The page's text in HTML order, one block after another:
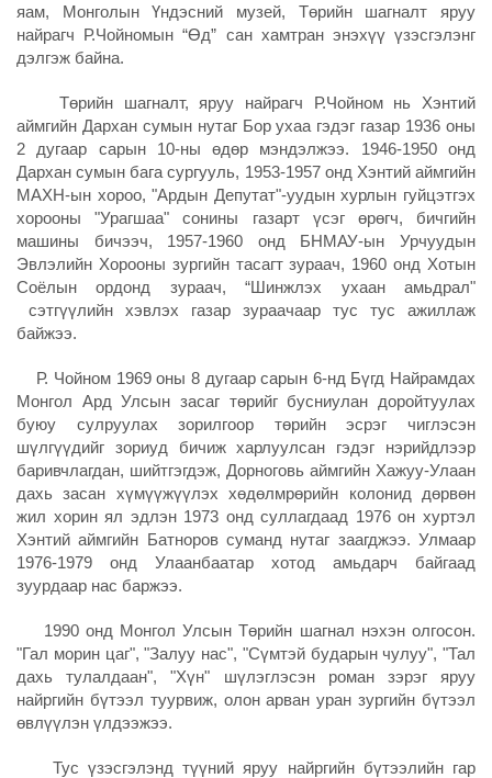
яам, Монголын Үндэсний музей, Төрийн шагналт яруу
найрагч Р.Чойномын “Өд” сан хамтран энэхүү үзэсгэлэнг
дэлгэж байна.
Төрийн шагналт, яруу найрагч Р.Чойном нь Хэнтий
аймгийн Дархан сумын нутаг Бор ухаа гэдэг газар 1936 оны
2 дугаар сарын 10-ны өдөр мэндэлжээ. 1946-1950 онд
Дархан сумын бага сургууль, 1953-1957 онд Хэнтий аймгийн
МАХН-ын хороо, "Ардын Депутат"-уудын хурлын гуйцэтгэх
хорооны "Урагшаа" сонины газарт үсэг өрөгч, бичгийн
машины бичээч, 1957-1960 онд БНМАУ-ын Урчуудын
Эвлэлийн Хорооны зургийн тасагт зураач, 1960 онд Хотын
Соёлын ордонд зураач, “Шинжлэх ухаан амьдрал"
сэтгүүлийн хэвлэх газар зураачаар тус тус ажиллаж
байжээ.
Р. Чойном 1969 оны 8 дугаар сарын 6-нд Бүгд Найрамдах
Монгол Ард Улсын засаг төрийг бусниулан доройтуулах
буюу сулруулах зорилгоор төрийн эсрэг чиглэсэн
шүлгүүдийг зориуд бичиж харлуулсан гэдэг нэрийдлээр
баривчлагдан, шийтгэгдэж, Дорноговь аймгийн Хажуу-Улаан
дахь засан хүмүүжүүлэх хөдөлмрөрийн колонид дөрвөн
жил хорин ял эдлэн 1973 онд суллагдаад 1976 он хуртэл
Хэнтий аймгийн Батноров суманд нутаг заагджээ. Улмаар
1976-1979 онд Улаанбаатар хотод амьдарч байгаад
зуурдаар нас баржээ.
1990 онд Монгол Улсын Төрийн шагнал нэхэн олгосон.
"Гал морин цаг", "Залуу нас", "Сүмтэй бударын чулуу", "Тал
дахь тулалдаан", "Хүн" шүлэглэсэн роман зэрэг яруу
найргийн бүтээл туурвиж, олон арван уран зургийн бүтээл
өвлүүлэн үлдээжээ.
Тус үзэсгэлэнд түүний яруу найргийн бүтээлийн гар